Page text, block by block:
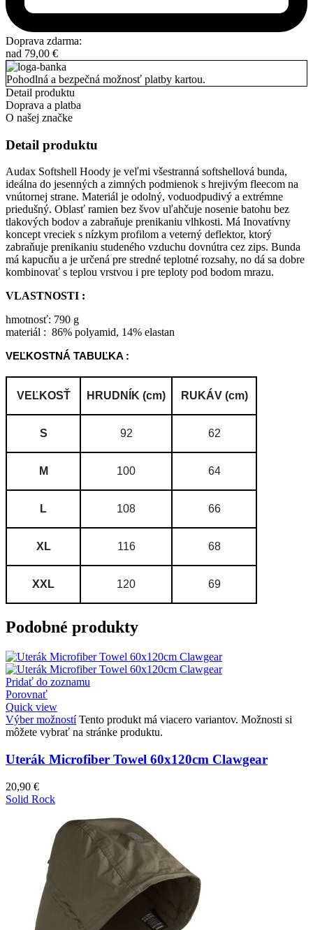
Doprava zdarma:
nad 79,00 €
Pohodlná a bezpečná možnosť platby kartou.
Detail produktu
Doprava a platba
O našej značke
Detail produktu
Audax Softshell Hoody je veľmi všestranná softshellová bunda,
ideálna do jesenných a zimných podmienok s hrejivým fleecom na
vnútornej strane. Materiál je odolný, voduodpudivý a extrémne
priedušný. Oblasť ramien bez švov uľahčuje nosenie batohu bez
tlakových bodov a zabraňuje prenikaniu vlhkosti. Má Inovatívny
koncept vreciek s nízkym profilom a veterný deflektor, ktorý
zabraňuje prenikaniu studeného vzduchu dovnútra cez zips. Bunda
má kapucňu a je určená pre stredné teplotné rozsahy, no dá sa dobre
kombinovať s teplou vrstvou i pre teploty pod bodom mrazu.
VLASTNOSTI :
hmotnosť: 790 g
materiál : 86% polyamid, 14% elastan
VEĽKOSTNÁ TABUĽKA :
VEĽKOSŤ HRUDNÍK (cm) RUKÁV (cm)
S 92 62
M 100 64
L 108 66
XL 116 68
XXL 120 69
Podobné produkty
Pridať do zoznamu
Porovnať
Quick view
Výber možností Tento produkt má viacero variantov. Možnosti si
môžete vybrať na stránke produktu.
Uterák Microfiber Towel 60x120cm Clawgear
20,90 €
Solid Rock